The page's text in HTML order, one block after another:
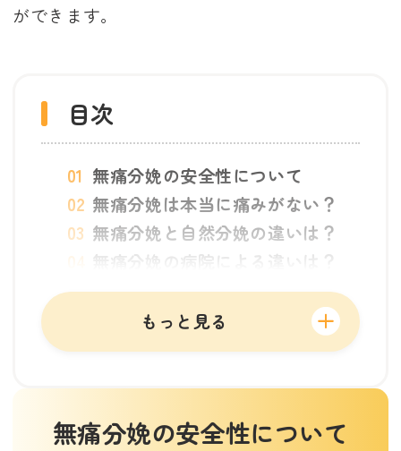
ができます。
目次
無痛分娩の安全性について
無痛分娩は本当に痛みがない？
無痛分娩と自然分娩の違いは？
無痛分娩の病院による違いは？
無痛分娩時の助産師の役割
無痛分娩時の入院日数は？
無痛分娩の副作用
無痛分娩に「後遺症」は残る
もっと見る
無痛分娩の安全性について